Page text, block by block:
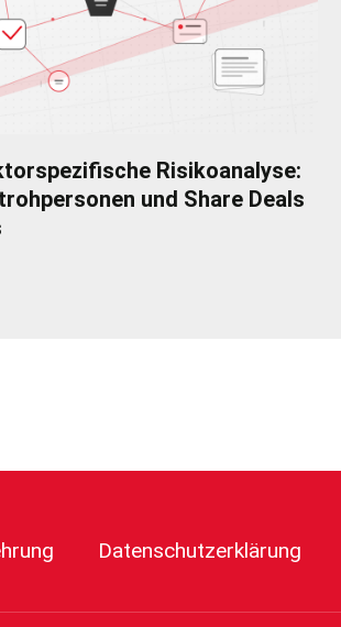
Risikoanalyse:
und Share Deals
Datenschutzerklärung